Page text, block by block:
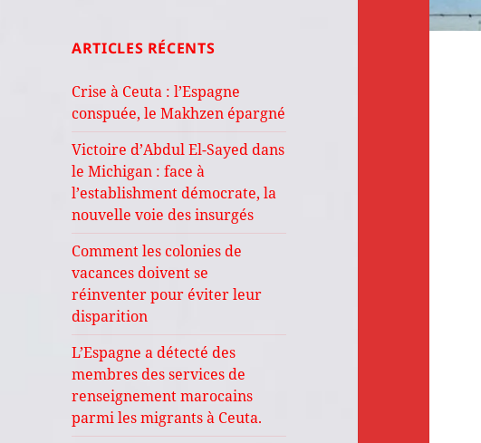
ARTICLES RÉCENTS
Crise à Ceuta : l’Espagne
conspuée, le Makhzen épargné
Victoire d’Abdul El-Sayed dans
le Michigan : face à
l’establishment démocrate, la
nouvelle voie des insurgés
Comment les colonies de
vacances doivent se
réinventer pour éviter leur
disparition
L’Espagne a détecté des
membres des services de
renseignement marocains
parmi les migrants à Ceuta.